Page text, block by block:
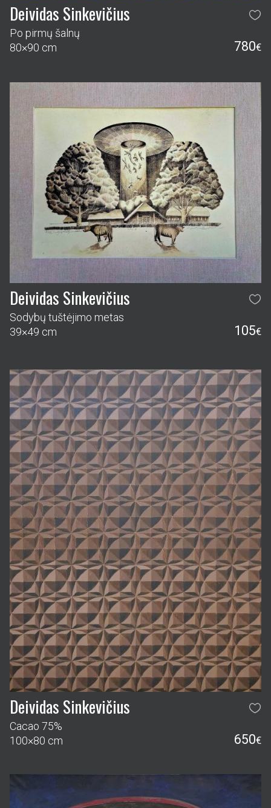
Deividas Sinkevičius
Po pirmų šalnų
80×90 cm
780€
Deividas Sinkevičius
Sodybų tuštėjimo metas
39×49 cm
105€
Deividas Sinkevičius
Cacao 75%
100×80 cm
650€